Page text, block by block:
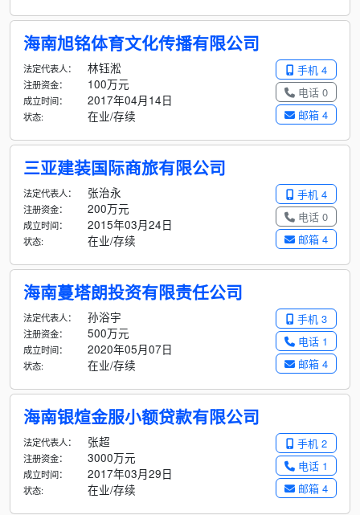
海南旭铭体育文化传播有限公司
手机 4
电话 0
邮箱 4
法定代表人： 林钰淞
注册资金： 100万元
成立时间： 2017年04月14日
状态: 在业/存续
三亚建装国际商旅有限公司
手机 4
电话 0
邮箱 4
法定代表人： 张治永
注册资金： 200万元
成立时间： 2015年03月24日
状态: 在业/存续
海南蔓塔朗投资有限责任公司
手机 3
电话 1
邮箱 4
法定代表人： 孙浴宇
注册资金： 500万元
成立时间： 2020年05月07日
状态: 在业/存续
海南银煊金服小额贷款有限公司
手机 2
电话 1
邮箱 4
法定代表人： 张超
注册资金： 3000万元
成立时间： 2017年03月29日
状态: 在业/存续